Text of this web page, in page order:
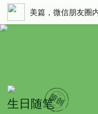
美篇，微信朋友圈
生日随笔